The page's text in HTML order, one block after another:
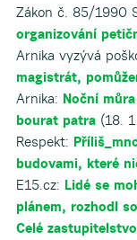
Zákon č. 85/1990
organizování
Arnika vyzývá
magistrát,
Arnika: Noční
bourat patra(18.
Respekt:
budovami, které
E15.cz: Lidé se
plánem, rozhodl
Celé